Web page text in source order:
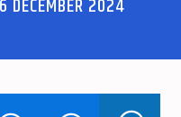
DECEMBER 2024